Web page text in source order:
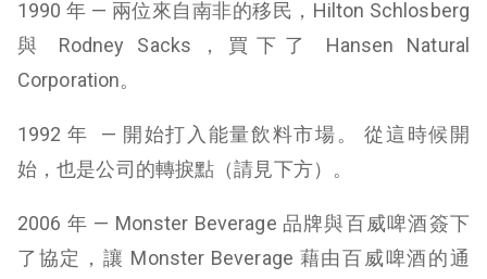
1990 年 — 兩位來自南非的移民，Hilton Schlosberg
與 Rodney Sacks，買下了 Hansen Natural
Corporation。
1992 年 — 開始打入能量飲料市場。 從這時候開
始，也是公司的轉捩點（請見下方）。
2006 年 — Monster Beverage 品牌與百威啤酒簽下
了協定，讓 Monster Beverage 藉由百威啤酒的通